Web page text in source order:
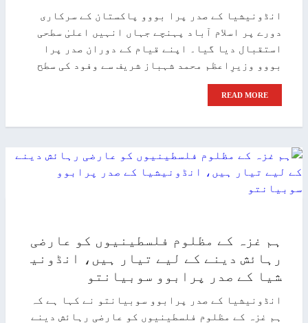
انڈونیشیا کے صدر پرا بووو پاکستان کے سرکاری
دورے پر اسلام آباد پہنچے جہاں انہیں اعلیٰ سطحی
استقبال دیا گیا۔ اپنے قیام کے دوران صدر پرا
بووو وزیرِاعظم محمد شہباز شریف سے وفود کی سطح
READ MORE
ہم غزہ کے مظلوم فلسطینیوں کو عارضی
رہائش دینے کے لیے تیار ہیں، انڈونی
شیا کے صدر پرابوو سوبیانتو
انڈونیشیا کے صدر پرابوو سوبیانتو نے کہا ہے کہ
ہم غزہ کے مظلوم فلسطینیوں کو عارضی رہائش دینے